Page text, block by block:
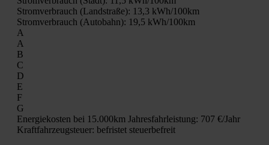
Strom­ver­brauch (Land­stra­ße): 13,3 kWh/100km
Strom­ver­brauch (Auto­bahn): 19,5 kWh/100km
A
A
B
C
D
E
F
G
Ener­gie­kos­ten bei 15.000km Jah­res­fahr­leis­tung: 707 €/Jahr
Kraft­fahr­zeug­steu­er: befris­tet steu­er­be­freit